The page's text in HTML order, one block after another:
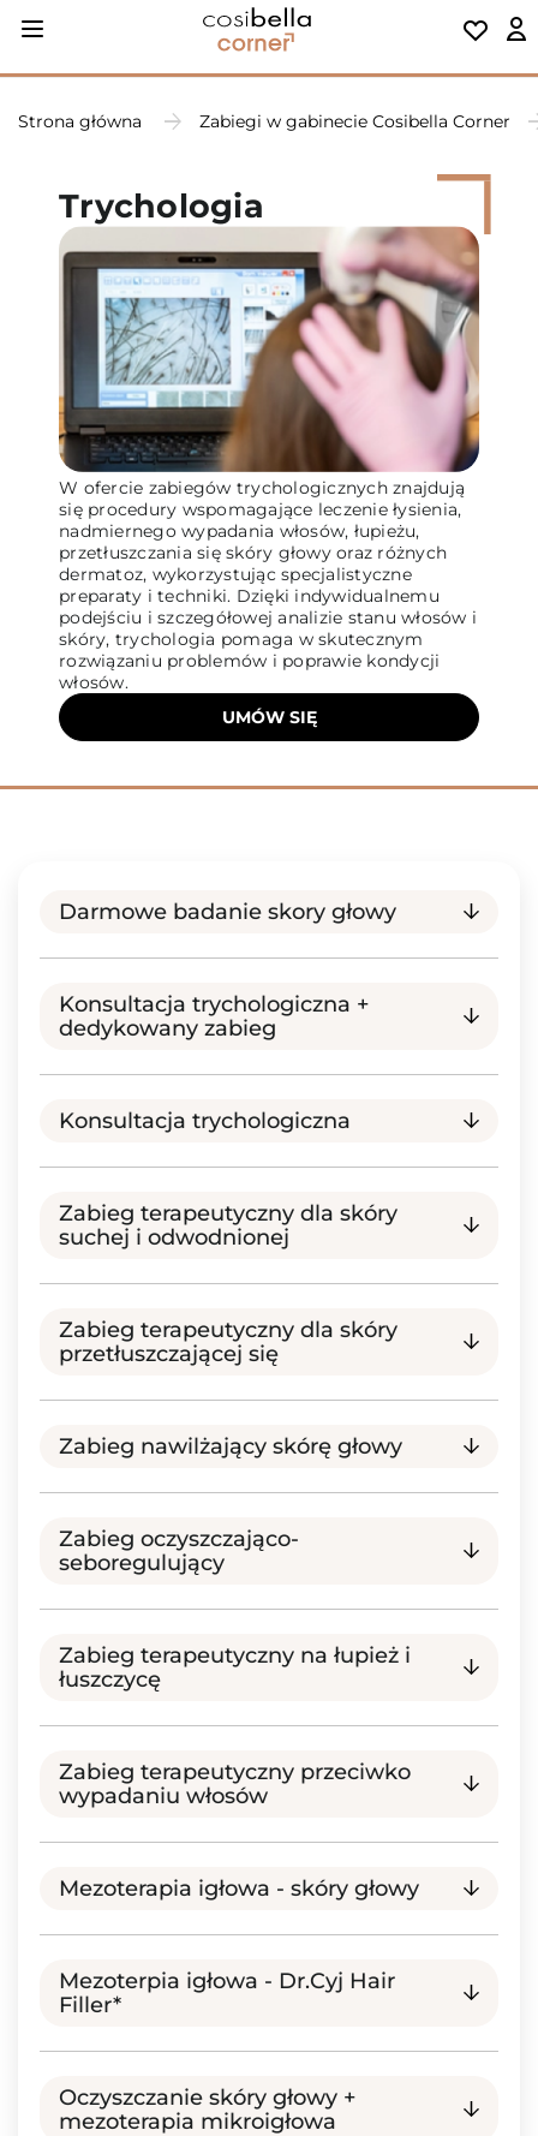
Strona główna Zabiegi w gabinecie Cosibella Corner
Trychologia
W ofercie zabiegów trychologicznych znajdują
się procedury wspomagające leczenie łysienia,
nadmiernego wypadania włosów, łupieżu,
przetłuszczania się skóry głowy oraz różnych
dermatoz, wykorzystując specjalistyczne
preparaty i techniki. Dzięki indywidualnemu
podejściu i szczegółowej analizie stanu włosów i
skóry, trychologia pomaga w skutecznym
rozwiązaniu problemów i poprawie kondycji
włosów.
UMÓW SIĘ
Darmowe badanie skory głowy
Konsultacja trychologiczna +
dedykowany zabieg
Konsultacja trychologiczna
Zabieg terapeutyczny dla skóry
suchej i odwodnionej
Zabieg terapeutyczny dla skóry
przetłuszczającej się
Zabieg nawilżający skórę głowy
Zabieg oczyszczająco-
seboregulujący
Zabieg terapeutyczny na łupież i
łuszczycę
Zabieg terapeutyczny przeciwko
wypadaniu włosów
Mezoterapia igłowa - skóry głowy
Mezoterpia igłowa - Dr.Cyj Hair
Filler*
Oczyszczanie skóry głowy +
mezoterapia mikroigłowa